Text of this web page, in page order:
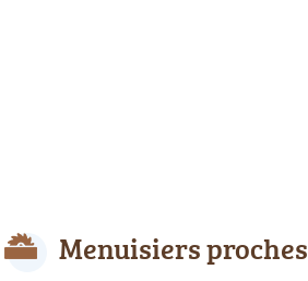
Menuisiers proches